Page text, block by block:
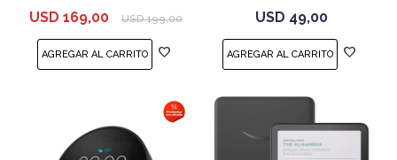
USD 169,00 USD 199,00 USD 49,00